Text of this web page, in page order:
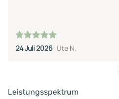
24 Juli 2026 Ute N.
Leistungsspektrum